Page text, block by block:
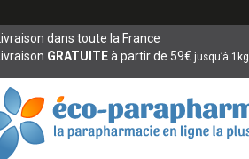
Livraison dans toute la France
Livraison GRATUITEà partir de 59€ jusqu’à 1kg